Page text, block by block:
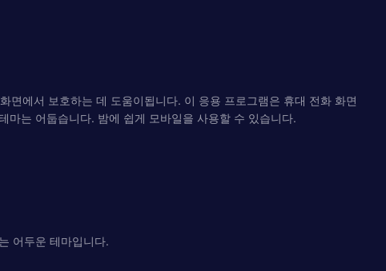
에서 보호하는 데 도움이됩니다. 이 응용 프로그램은 휴대 전화 화면
마는 어둡습니다. 밤에 쉽게 모바일을 사용할 수 있습니다.
어두운 테마입니다.